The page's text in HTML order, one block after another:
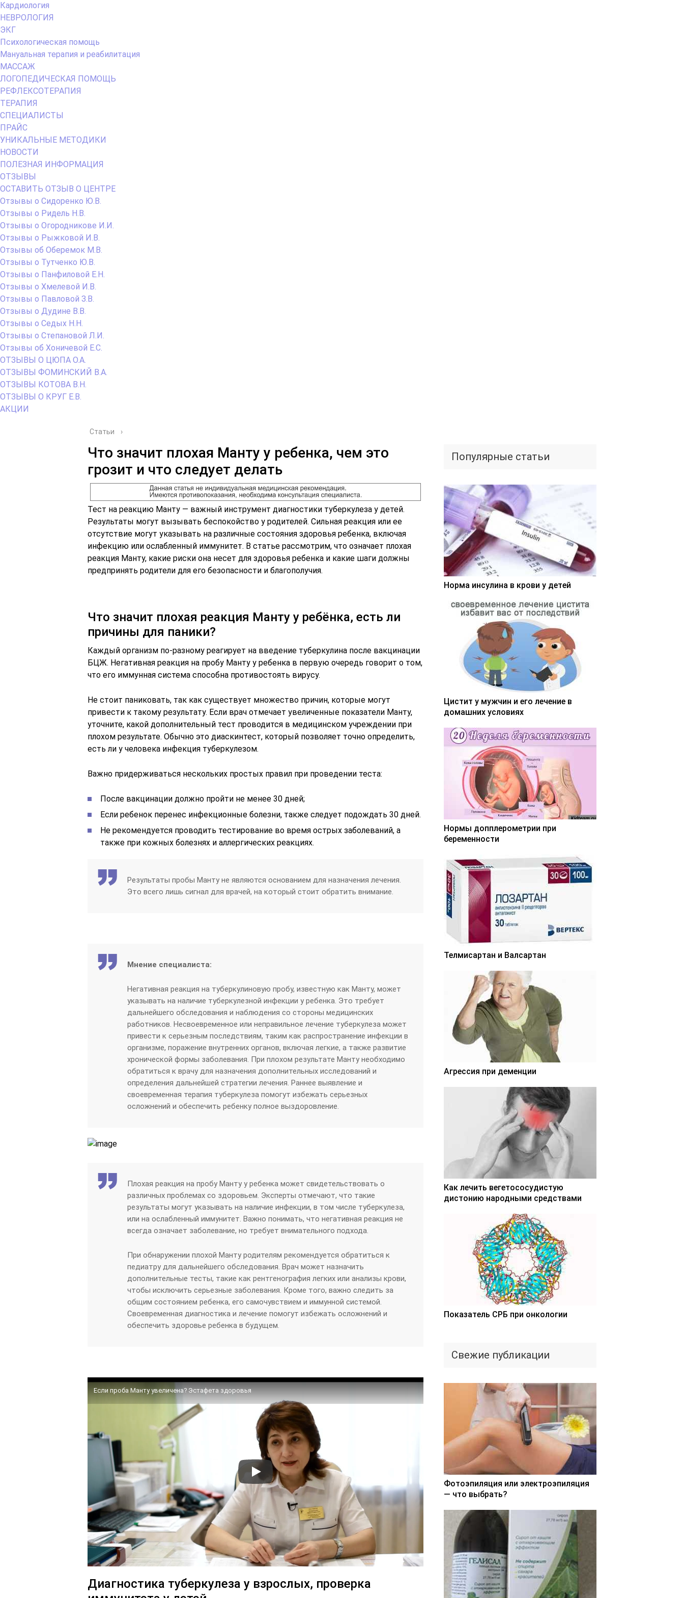
Кардиология
НЕВРОЛОГИЯ
ЭКГ
Психологическая помощь
Мануальная терапия и реабилитация
МАССАЖ
ЛОГОПЕДИЧЕСКАЯ ПОМОЩЬ
РЕФЛЕКСОТЕРАПИЯ
ТЕРАПИЯ
СПЕЦИАЛИСТЫ
ПРАЙС
УНИКАЛЬНЫЕ МЕТОДИКИ
НОВОСТИ
ПОЛЕЗНАЯ ИНФОРМАЦИЯ
ОТЗЫВЫ
ОСТАВИТЬ ОТЗЫВ О ЦЕНТРЕ
Отзывы о Сидоренко Ю.В.
Отзывы о Ридель Н.В.
Отзывы о Огородникове И.И.
Отзывы о Рыжковой И.В.
Отзывы об Оберемок М.В.
Отзывы о Тутченко Ю.В.
Отзывы о Панфиловой Е.Н.
Отзывы о Хмелевой И.В.
Отзывы о Павловой З.В.
Отзывы о Дудине В.В.
Отзывы о Седых Н.Н.
Отзывы о Степановой Л.И.
Отзывы об Хоничевой Е.С.
ОТЗЫВЫ О ЦЮПА О.А.
ОТЗЫВЫ ФОМИНСКИЙ В.А.
ОТЗЫВЫ КОТОВА В.Н.
ОТЗЫВЫ О КРУГ Е.В.
АКЦИИ
Статьи ›
Что значит плохая Манту у ребенка, чем это
грозит и что следует делать
Тест на реакцию Манту — важный инструмент диагностики туберкулеза у детей.
Результаты могут вызывать беспокойство у родителей. Сильная реакция или ее
отсутствие могут указывать на различные состояния здоровья ребенка, включая
инфекцию или ослабленный иммунитет. В статье рассмотрим, что означает плохая
реакция Манту, какие риски она несет для здоровья ребенка и какие шаги должны
предпринять родители для его безопасности и благополучия.
Что значит плохая реакция Манту у ребёнка, есть ли
причины для паники?
Каждый организм по-разному реагирует на введение туберкулина после вакцинации
БЦЖ. Негативная реакция на пробу Манту у ребенка в первую очередь говорит о том,
что его иммунная система способна противостоять вирусу.
Не стоит паниковать, так как существует множество причин, которые могут
привести к такому результату. Если врач отмечает увеличенные показатели Манту,
уточните, какой дополнительный тест проводится в медицинском учреждении при
плохом результате. Обычно это диаскинтест, который позволяет точно определить,
есть ли у человека инфекция туберкулезом.
Важно придерживаться нескольких простых правил при проведении теста:
После вакцинации должно пройти не менее 30 дней;
Если ребенок перенес инфекционные болезни, также следует подождать 30 дней.
Не рекомендуется проводить тестирование во время острых заболеваний, а
также при кожных болезнях и аллергических реакциях.
Результаты пробы Манту не являются основанием для назначения лечения.
Это всего лишь сигнал для врачей, на который стоит обратить внимание.
Мнение специалиста:
Негативная реакция на туберкулиновую пробу, известную как Манту, может
указывать на наличие туберкулезной инфекции у ребенка. Это требует
дальнейшего обследования и наблюдения со стороны медицинских
работников. Несвоевременное или неправильное лечение туберкулеза может
привести к серьезным последствиям, таким как распространение инфекции в
организме, поражение внутренних органов, включая легкие, а также развитие
хронической формы заболевания. При плохом результате Манту необходимо
обратиться к врачу для назначения дополнительных исследований и
определения дальнейшей стратегии лечения. Раннее выявление и
своевременная терапия туберкулеза помогут избежать серьезных
осложнений и обеспечить ребенку полное выздоровление.
Плохая реакция на пробу Манту у ребенка может свидетельствовать о
различных проблемах со здоровьем. Эксперты отмечают, что такие
результаты могут указывать на наличие инфекции, в том числе туберкулеза,
или на ослабленный иммунитет. Важно понимать, что негативная реакция не
всегда означает заболевание, но требует внимательного подхода.
При обнаружении плохой Манту родителям рекомендуется обратиться к
педиатру для дальнейшего обследования. Врач может назначить
дополнительные тесты, такие как рентгенография легких или анализы крови,
чтобы исключить серьезные заболевания. Кроме того, важно следить за
общим состоянием ребенка, его самочувствием и иммунной системой.
Своевременная диагностика и лечение помогут избежать осложнений и
обеспечить здоровье ребенка в будущем.
Если проба Манту увеличена? Эстафета здоровья
Диагностика туберкулеза у взрослых, проверка
Популярные статьи
Норма инсулина в крови у детей
Цистит у мужчин и его лечение в
домашних условиях
Нормы допплерометрии при
беременности
Телмисартан и Валсартан
Агрессия при деменции
Как лечить вегетососудистую
дистонию народными средствами
Показатель СРБ при онкологии
Свежие публикации
Фотоэпиляция или электроэпиляция
— что выбрать?